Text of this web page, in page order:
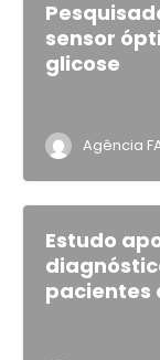
sensor
glicose
Agência
Estudo
pacientes